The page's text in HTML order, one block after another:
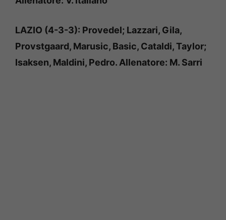
LAZIO (4-3-3): Provedel; Lazzari, Gila,
Provstgaard, Marusic, Basic, Cataldi, Taylor;
Isaksen, Maldini, Pedro. Allenatore: M. Sarri